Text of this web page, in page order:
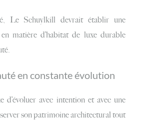
Le Schuylkill devrait établir une
matière d’habitat de luxe durable
en constante évolution
d’évoluer avec intention et avec une
son patrimoine architectural tout